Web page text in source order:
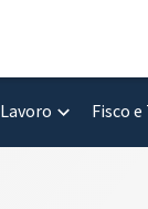
Lavoro Fisco e